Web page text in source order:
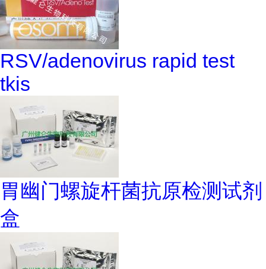
RSV/adenovirus rapid test
tkis
胃幽门螺旋杆菌抗原检测试剂
盒